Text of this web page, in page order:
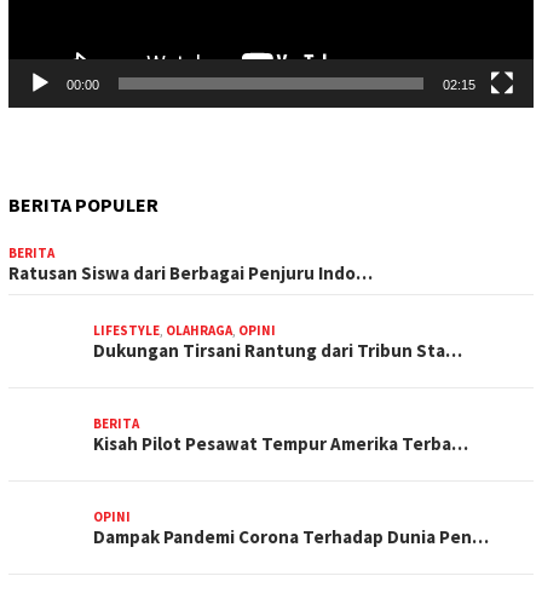
00:00 02:15
BERITA POPULER
BERITA
Ratusan Siswa dari Berbagai Penjuru Indo…
LIFESTYLE, OLAHRAGA, OPINI
Dukungan Tirsani Rantung dari Tribun Sta…
BERITA
Kisah Pilot Pesawat Tempur Amerika Terba…
OPINI
Dampak Pandemi Corona Terhadap Dunia Pen…